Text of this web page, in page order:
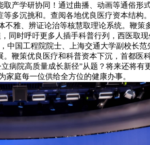
产学研协同！通过曲播、动画等通俗形
多沉挑和。查阅各地优良医疗资本结构
雅、辨证论治等核慧取理论系统。鞭策
同时呼吁更多人插手科普行列，西医取
国工程院院士、上海交通大学副校长
鞭策优良医疗和科普资本下沉，首都医
病院高质量成长新径”从题？将来还将有
家庭每一位供给全方位的健康办事。